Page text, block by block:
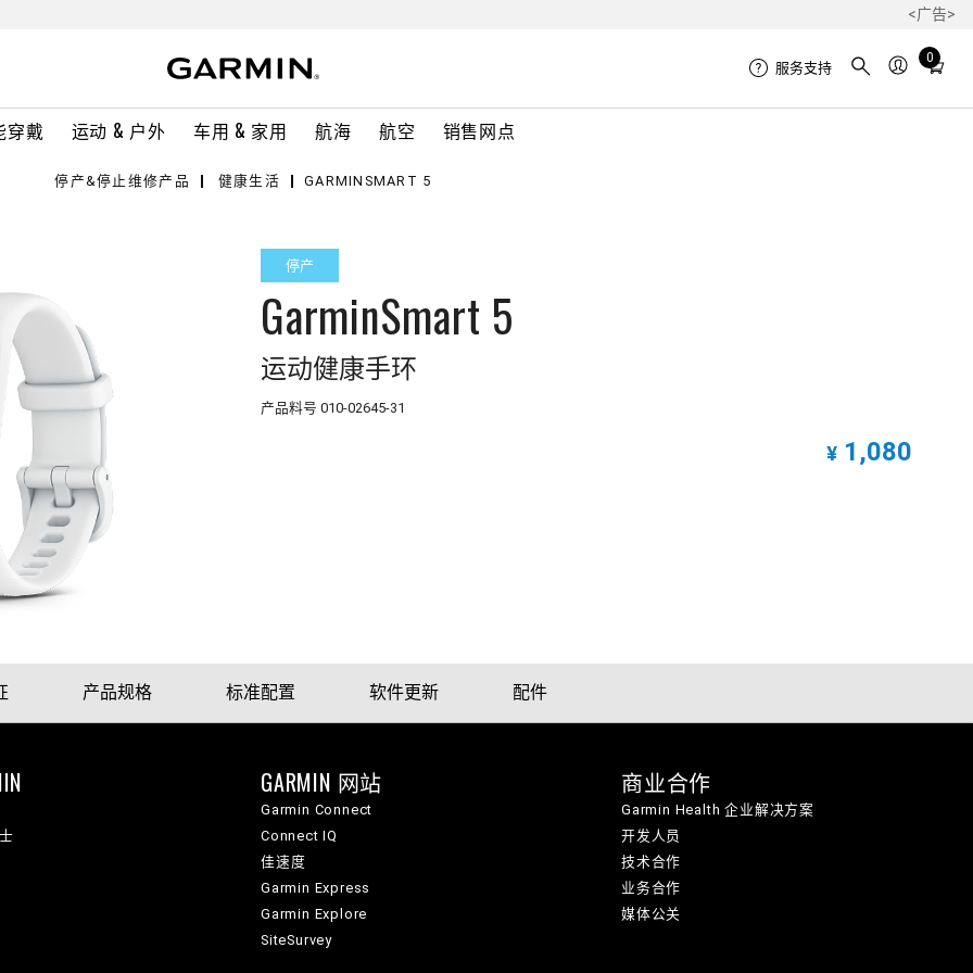
<广告>
穿戴 运动 & 户外 车用 & 家用 航海 航空 销售网点
服务支持
0
Total
in
停产&停止维修产品 健康生活 GARMINSMART 5
停产
GarminSmart 5
运动健康手环
产品料号 010-02645-31
¥ 1,080
产品规格 标准配置 软件更新 配件
GARMIN 网站
Garmin Connect
Connect IQ
佳速度
Garmin Express
Garmin Explore
SiteSurvey
商业合作
Garmin Health 企业解决方案
开发人员
技术合作
业务合作
媒体公关